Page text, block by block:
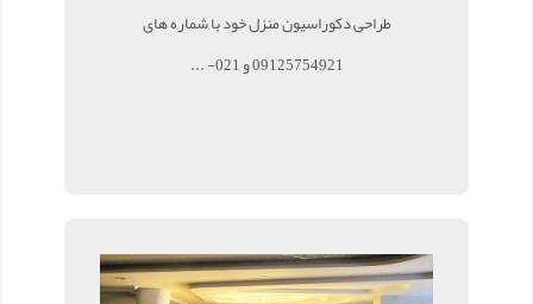
طراحی دکوراسیون منزل خود با شماره های
09125754921 و 021- ...